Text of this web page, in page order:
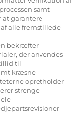
samt
garantere
alle fremstillede
bekræfter
der anvendes
til
kræsne
opretholder
strenge